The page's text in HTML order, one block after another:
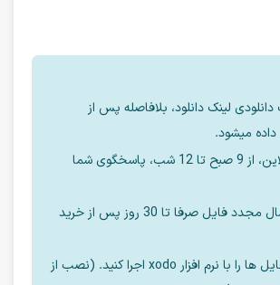
لینک دانلود، بلافاصله پس از
میشود.
پشتیبانی آنلاین، از 9 صبح تا 12 شب، پاسخگوی شما
پشتیبانی ارسال مجدد فایل صرفا تا 30 روز پس از خرید
در موبایل: فایل ها را با نرم افزار xodo اجرا کنید. (نصب از